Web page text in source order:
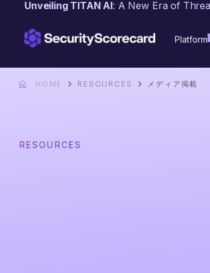
contentUnveiling TITAN AI: A New Era of
Platform
HOME RESOURCES メディア掲載
RESOURCES